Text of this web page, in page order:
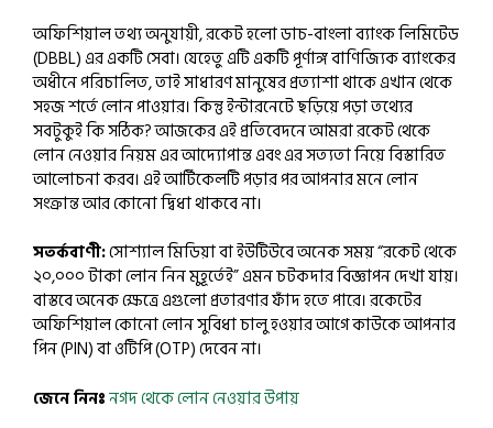
অফিশিয়াল তথ্য অনুযায়ী, রকেট হলো ডাচ-বাংলা ব্যাংক লিমিটেড
(DBBL) এর একটি সেবা। যেহেতু এটি একটি পূর্ণাঙ্গ বাণিজ্যিক ব্যাংকের
অধীনে পরিচালিত, তাই সাধারণ মানুষের প্রত্যাশা থাকে এখান থেকে
সহজ শর্তে লোন পাওয়ার। কিন্তু ইন্টারনেটে ছড়িয়ে পড়া তথ্যের
সবটুকুই কি সঠিক? আজকের এই প্রতিবেদনে আমরা রকেট থেকে
লোন নেওয়ার নিয়ম এর আদ্যোপান্ত এবং এর সত্যতা নিয়ে বিস্তারিত
আলোচনা করব। এই আর্টিকেলটি পড়ার পর আপনার মনে লোন
সংক্রান্ত আর কোনো দ্বিধা থাকবে না।
সতর্কবাণী:সোশ্যাল মিডিয়া বা ইউটিউবে অনেক সময় “রকেট থেকে
২০,০০০ টাকা লোন নিন মুহূর্তেই” এমন চটকদার বিজ্ঞাপন দেখা যায়।
বাস্তবে অনেক ক্ষেত্রে এগুলো প্রতারণার ফাঁদ হতে পারে। রকেটের
অফিশিয়াল কোনো লোন সুবিধা চালু হওয়ার আগে কাউকে আপনার
পিন (PIN) বা ওটিপি (OTP) দেবেন না।
জেনে নিনঃনগদ থেকে লোন নেওয়ার উপায়